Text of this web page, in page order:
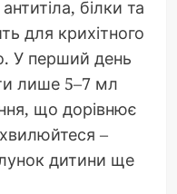
білки та
для крихітного
У перший день
лише 5–7 мл
що дорівнює
–
дитини ще